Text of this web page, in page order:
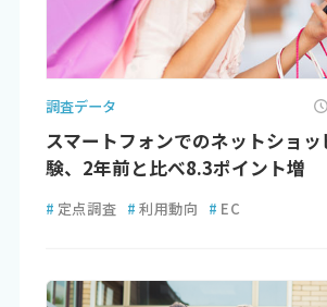
調査データ
スマートフォンでのネットショ
験、2年前と比べ8.3ポイント増
# 定点調査 # 利用動向 # EC